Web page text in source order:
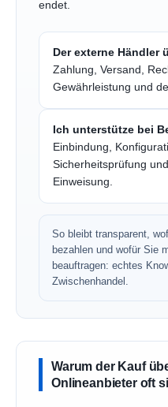
endet.
Der externe Händler
Zahlung, Versand,
Gewährleistung und
Ich unterstütze bei
Einbindung,
Sicherheitsprüfung
Einweisung.
So bleibt transparent,
bezahlen und wofür Sie
beauftragen: echtes
Zwischenhandel.
Warum der Kauf
Onlineanbieter oft